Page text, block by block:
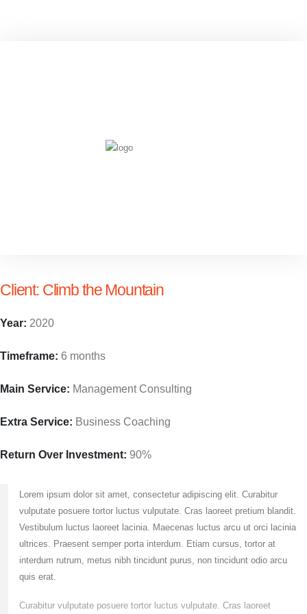
Client: Climb the Mountain
Year: 2020
Timeframe: 6 months
Main Service: Management Consulting
Extra Service: Business Coaching
Return Over Investment: 90%
Lorem ipsum dolor sit amet, consectetur adipiscing elit. Curabitur
vulputate posuere tortor luctus vulputate. Cras laoreet pretium blandit.
Vestibulum luctus laoreet lacinia. Maecenas luctus arcu ut orci lacinia
ultrices. Praesent semper porta interdum. Etiam cursus, tortor at
interdum rutrum, metus nibh tincidunt purus, non tincidunt odio arcu
quis erat.
Curabitur vulputate posuere tortor luctus vulputate. Cras laoreet